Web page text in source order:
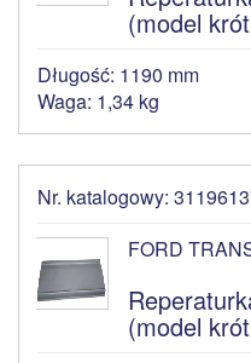
(model
Długość: 1190 mm
Waga: 1,34 kg
Nr. katalogowy:
FORD
(model